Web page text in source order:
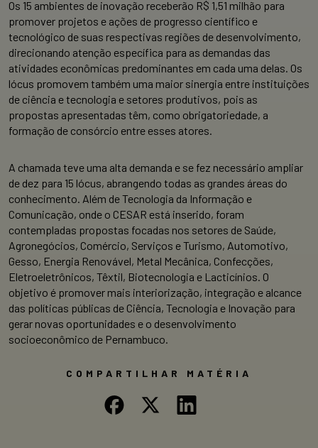
Os 15 ambientes de inovação receberão R$ 1,51 milhão para
promover projetos e ações de progresso científico e
tecnológico de suas respectivas regiões de desenvolvimento,
direcionando atenção específica para as demandas das
atividades econômicas predominantes em cada uma delas. Os
lócus promovem também uma maior sinergia entre instituições
de ciência e tecnologia e setores produtivos, pois as
propostas apresentadas têm, como obrigatoriedade, a
formação de consórcio entre esses atores.
A chamada teve uma alta demanda e se fez necessário ampliar
de dez para 15 lócus, abrangendo todas as grandes áreas do
conhecimento. Além de Tecnologia da Informação e
Comunicação, onde o CESAR está inserido, foram
contempladas propostas focadas nos setores de Saúde,
Agronegócios, Comércio, Serviços e Turismo, Automotivo,
Gesso, Energia Renovável, Metal Mecânica, Confecções,
Eletroeletrônicos, Têxtil, Biotecnologia e Lacticínios. O
objetivo é promover mais interiorização, integração e alcance
das políticas públicas de Ciência, Tecnologia e Inovação para
gerar novas oportunidades e o desenvolvimento
socioeconômico de Pernambuco.
COMPARTILHAR MATÉRIA